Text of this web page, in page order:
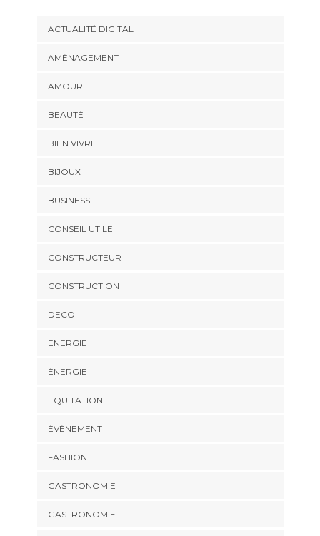
ACTUALITÉ DIGITAL
AMÉNAGEMENT
AMOUR
BEAUTÉ
BIEN VIVRE
BIJOUX
BUSINESS
CONSEIL UTILE
CONSTRUCTEUR
CONSTRUCTION
DECO
ENERGIE
ÉNERGIE
EQUITATION
ÉVÉNEMENT
FASHION
GASTRONOMIE
GASTRONOMIE